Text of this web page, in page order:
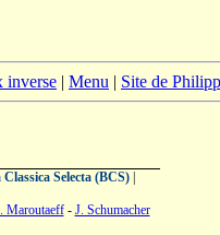
inverse | Menu | Site de
Selecta (BCS)|
Maroutaeff- J. Schumacher